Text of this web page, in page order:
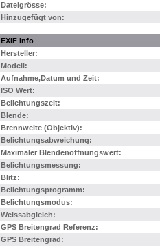
Dateigrösse:
Hinzugefügt von:
EXIF Info
Hersteller:
Modell:
Aufnahme,Datum und Zeit:
ISO Wert:
Belichtungszeit:
Blende:
Brennweite (Objektiv):
Belichtungsabweichung:
Maximaler Blendenöffnungswert:
Belichtungsmessung:
Blitz:
Belichtungsprogramm:
Belichtungsmodus:
Weissabgleich:
GPS Breitengrad Referenz:
GPS Breitengrad: